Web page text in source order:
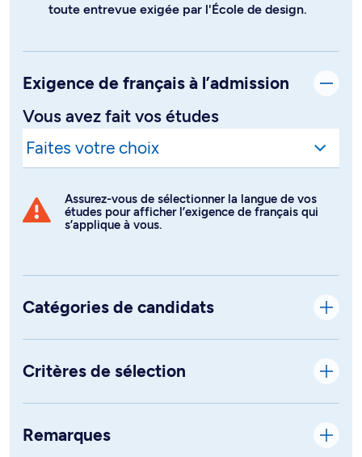
toute entrevue exigée par l'École de design.
Exigence de français à l’admission
Vous avez fait vos études
Assurez-vous de sélectionner la langue de vos
études pour afficher l’exigence de français qui
s’applique à vous.
Catégories de candidats
Critères de sélection
Remarques